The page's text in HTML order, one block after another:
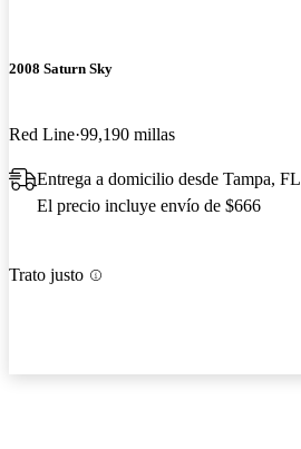
2008 Saturn Sky
Red Line 99,190 millas
Entrega a domicilio desde Tampa, FL
El precio incluye envío de $666
Trato justo